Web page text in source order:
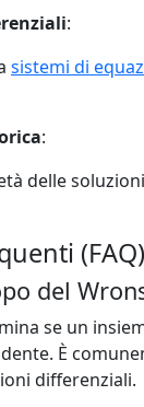
:
sistemi di
:
delle
(FAQ)
del
se un
È
differenziali.